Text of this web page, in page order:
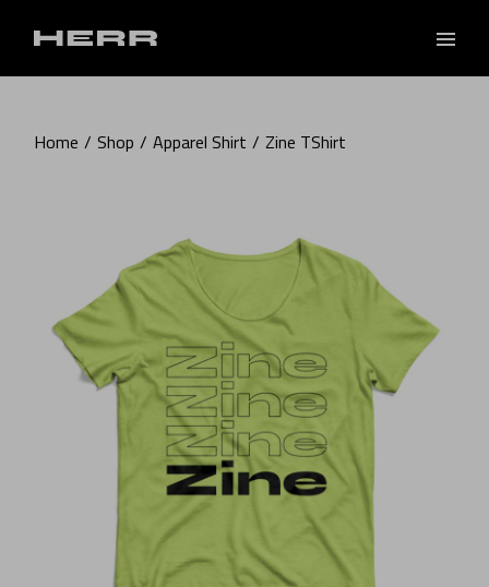
Home Shop Apparel Shirt Zine TShirt